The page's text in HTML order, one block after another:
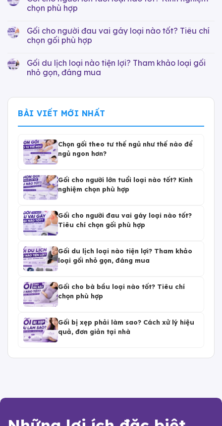
chọn phù hợp
Gối cho người đau vai gáy loại nào tốt? Tiêu chí
chọn gối phù hợp
Gối du lịch loại nào tiện lợi? Tham khảo loại gối
nhỏ gọn, đáng mua
BÀI VIẾT MỚI NHẤT
Chọn gối theo tư thế ngủ như thế nào để
ngủ ngon hơn?
Gối cho người lớn tuổi loại nào tốt? Kinh
nghiệm chọn phù hợp
Gối cho người đau vai gáy loại nào tốt?
Tiêu chí chọn gối phù hợp
Gối du lịch loại nào tiện lợi? Tham khảo
loại gối nhỏ gọn, đáng mua
Gối cho bà bầu loại nào tốt? Tiêu chí
chọn phù hợp
Gối bị xẹp phải làm sao? Cách xử lý hiệu
quả, đơn giản tại nhà